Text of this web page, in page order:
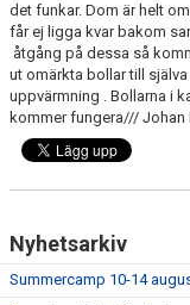
TRÄNINGSTIDER
KALENDER
MATCHER
BILDGALLERI
DOKUMENT
HALVA POTTEN
det funkar. Dom är helt
får ej ligga kvar bakom
åtgång på dessa så
ut omärkta bollar till
uppvärmning . Bollarna i
kommer fungera/// Johan
Nyhetsarkiv
Summercamp 10-14